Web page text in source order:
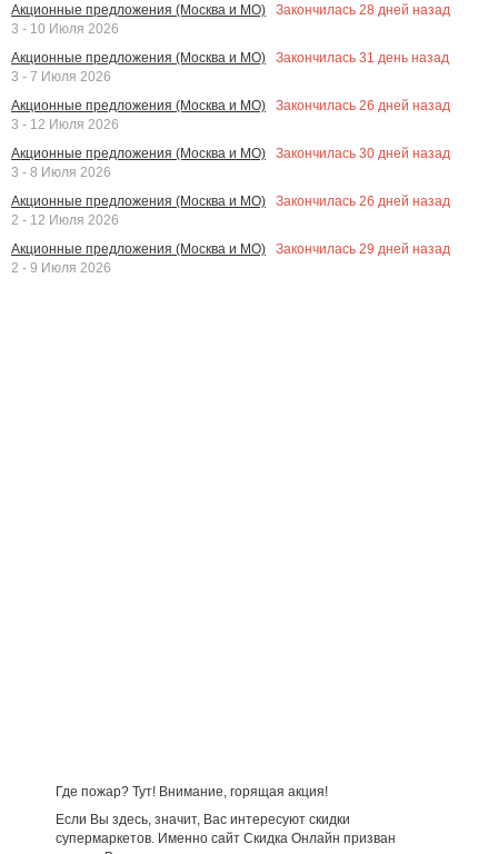
Акционные предложения (Москва и МО)
Закончилась 28 дней назад
3 - 10 Июля 2026
Акционные предложения (Москва и МО)
Закончилась 31 день назад
3 - 7 Июля 2026
Акционные предложения (Москва и МО)
Закончилась 26 дней назад
3 - 12 Июля 2026
Акционные предложения (Москва и МО)
Закончилась 30 дней назад
3 - 8 Июля 2026
Акционные предложения (Москва и МО)
Закончилась 26 дней назад
2 - 12 Июля 2026
Акционные предложения (Москва и МО)
Закончилась 29 дней назад
2 - 9 Июля 2026
Где пожар? Тут! Внимание, горящая акция!
Если Вы здесь, значит, Вас интересуют скидки
супермаркетов. Именно сайт Скидка Онлайн призван